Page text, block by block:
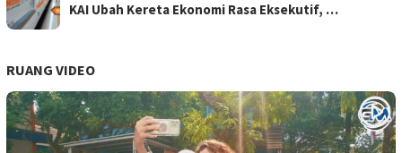
KAI Ubah Kereta Ekonomi Rasa Eksekutif, …
RUANG VIDEO